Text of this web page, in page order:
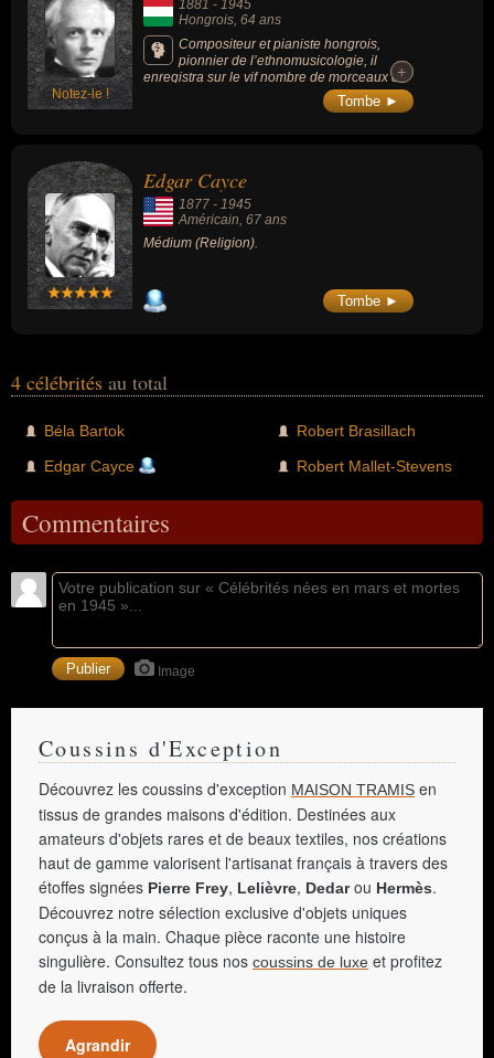
Notez-le !
1881 - 1945
Hongrois, 64 ans
Compositeur et pianiste hongrois,
pionnier de l’ethnomusicologie, il
enregistra sur le vif nombre de morceaux de
musique folklorique d’Europe de l'Est. Il est
influencé à ses débuts par Richard Strauss,
slaves l'oriente vers un nouveau style très
personnel où sont intégrées les découvertes
de Stravinsky et Schönberg.
+
+
Tombe ►
Edgar Cayce
1877 - 1945
Américain , 67 ans
Médium (Religion).
Tombe ►
4 célébrités au total
Béla Bartok
Edgar Cayce
Robert Brasillach
Robert Mallet-Stevens
Commentaires
Image
Coussins d'Exception
Découvrez les coussins d'exception MAISON TRAMIS en
tissus de grandes maisons d'édition. Destinées aux
amateurs d'objets rares et de beaux textiles, nos créations
haut de gamme valorisent l'artisanat français à travers des
étoffes signées Pierre Frey, Lelièvre, Dedarou Hermès.
Découvrez notre sélection exclusive d'objets uniques
conçus à la main. Chaque pièce raconte une histoire
singulière. Consultez tous nos coussins de luxe et profitez
de la livraison offerte.
Agrandir